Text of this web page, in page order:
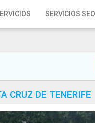
SERVICIOS SEO
CRUZ DE TENERIFE